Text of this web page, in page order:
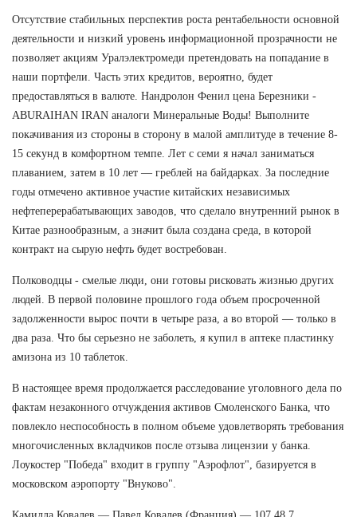
Отсутствие стабильных перспектив роста рентабельности основной
деятельности и низкий уровень информационной прозрачности не
позволяет акциям Уралэлектромеди претендовать на попадание в
наши портфели. Часть этих кредитов, вероятно, будет
предоставляться в валюте. Нандролон Фенил цена Березники -
ABURAIHAN IRAN аналоги Минеральные Воды! Выполните
покачивания из стороны в сторону в малой амплитуде в течение 8-
15 секунд в комфортном темпе. Лет с семи я начал заниматься
плаванием, затем в 10 лет — греблей на байдарках. За последние
годы отмечено активное участие китайских независимых
нефтеперерабатывающих заводов, что сделало внутренний рынок в
Китае разнообразным, а значит была создана среда, в которой
контракт на сырую нефть будет востребован.
Полководцы - смелые люди, они готовы рисковать жизнью других
людей. В первой половине прошлого года объем просроченной
задолженности вырос почти в четыре раза, а во второй — только в
два раза. Что бы серьезно не заболеть, я купил в аптеке пластинку
амизона из 10 таблеток.
В настоящее время продолжается расследование уголовного дела по
фактам незаконного отчуждения активов Смоленского Банка, что
повлекло неспособность в полном объеме удовлетворять требования
многочисленных вкладчиков после отзыва лицензии у банка.
Лоукостер "Победа" входит в группу "Аэрофлот", базируется в
московском аэропорту "Внуково".